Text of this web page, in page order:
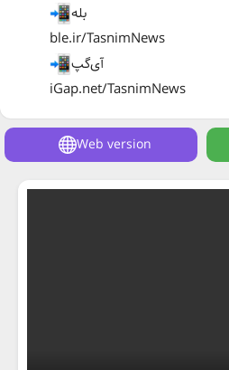
بله
ble.ir/TasnimNews
آی‌گپ
iGap.net/TasnimNews
Web version